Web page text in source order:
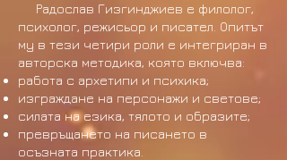
Радослав Гизгинджиев е филолог,
психолог, режисьор и писател. Опитът
му в тези четири роли е интегриран в
авторска методика, която включва:
работа с архетипи и психика;
изграждане на персонажи и светове;
силата на езика, тялото и образите;
превръщането на писането в
осъзната практика.